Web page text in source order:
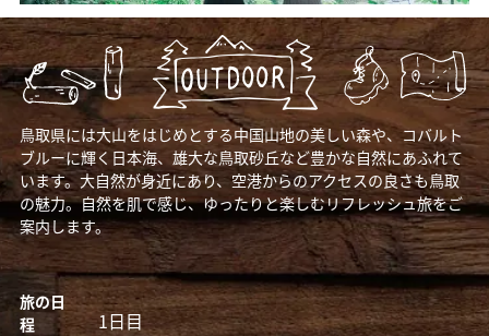
鳥取県には大山をはじめとする中国山地の美しい森や、コバルト
ブルーに輝く日本海、雄大な鳥取砂丘など豊かな自然にあふれて
います。大自然が身近にあり、空港からのアクセスの良さも鳥取
の魅力。自然を肌で感じ、ゆったりと楽しむリフレッシュ旅をご
案内します。
旅の日
程
1日目